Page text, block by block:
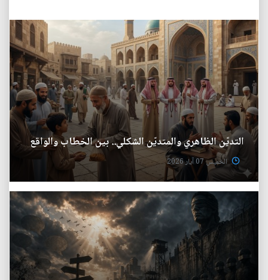
التديّن الظاهري والمتديّن الشكلي.. بين الخطاب والواقع
الخميس 07 آيار 2026